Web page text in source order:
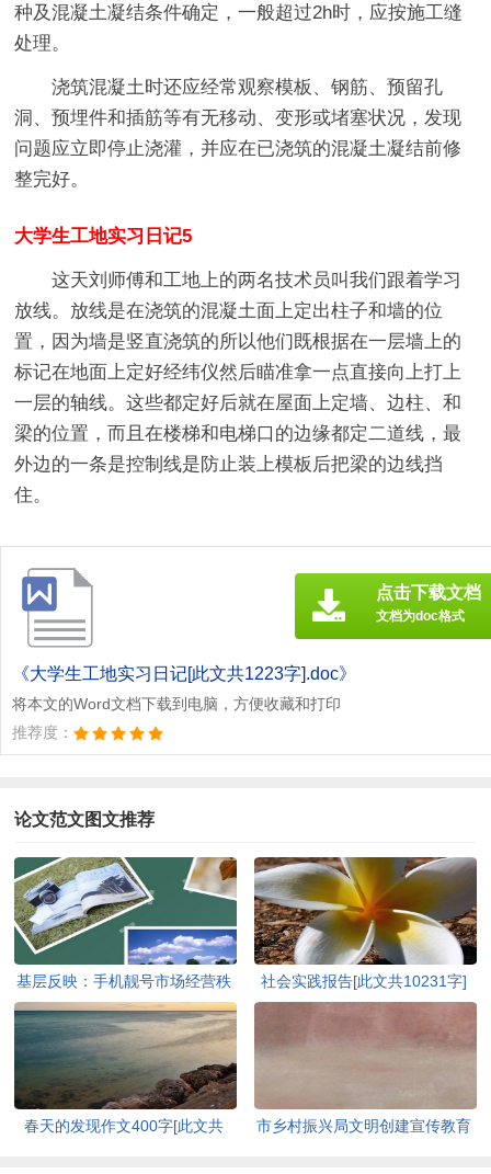
种及混凝土凝结条件确定，一般超过2h时，应按施工缝
处理。
浇筑混凝土时还应经常观察模板、钢筋、预留孔
洞、预埋件和插筋等有无移动、变形或堵塞状况，发现
问题应立即停止浇灌，并应在已浇筑的混凝土凝结前修
整完好。
大学生工地实习日记5
这天刘师傅和工地上的两名技术员叫我们跟着学习
放线。放线是在浇筑的混凝土面上定出柱子和墙的位
置，因为墙是竖直浇筑的所以他们既根据在一层墙上的
标记在地面上定好经纬仪然后瞄准拿一点直接向上打上
一层的轴线。这些都定好后就在屋面上定墙、边柱、和
梁的位置，而且在楼梯和电梯口的边缘都定二道线，最
外边的一条是控制线是防止装上模板后把梁的边线挡
住。
《大学生工地实习日记[此文共1223字].doc》
将本文的Word文档下载到电脑，方便收藏和打印
推荐度：
点击下载文档
文档为doc格式
论文范文图文推荐
基层反映：手机靓号市场经营秩
序亟待规范[此文共1223字]
社会实践报告[此文共10231字]
春天的发现作文400字[此文共
市乡村振兴局文明创建宣传教育